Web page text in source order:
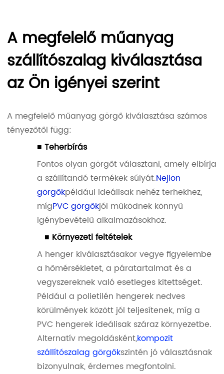
A megfelelő műanyag
szállítószalag kiválasztása
az Ön igényei szerint
A megfelelő műanyag görgő kiválasztása számos
tényezőtől függ:
■ Teherbírás
Fontos olyan görgőt választani, amely elbírja
a szállítandó termékek súlyát.Nejlon
görgőkpéldául ideálisak nehéz terhekhez,
mígPVC görgőkjól működnek könnyű
igénybevételű alkalmazásokhoz.
■ Környezeti feltételek
A henger kiválasztásakor vegye figyelembe
a hőmérsékletet, a páratartalmat és a
vegyszereknek való esetleges kitettséget.
Például a polietilén hengerek nedves
körülmények között jól teljesítenek, míg a
PVC hengerek ideálisak száraz környezetbe.
Alternatív megoldásként,kompozit
szállítószalag görgőkszintén jó választásnak
bizonyulnak, érdemes megfontolni.